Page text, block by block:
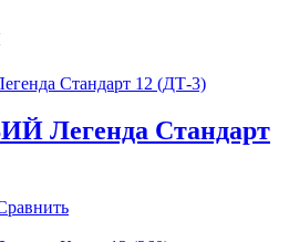
Легенда Стандарт